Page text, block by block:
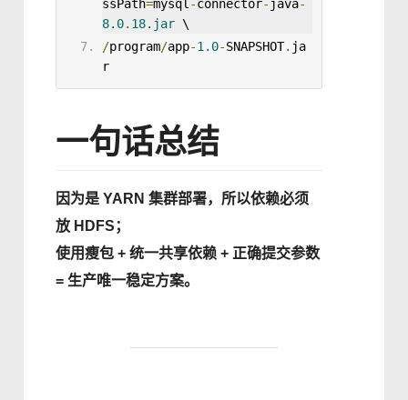
ssPath=mysql-connector- java-
8.0. 18.jar \
/program/app-1.0-SNAPSHOT. ja
r
一句话总结
因为是 YARN 集群部署，所以依赖必须
放 HDFS；
使用瘦包 + 统一共享依赖 + 正确提交参数
= 生产唯一稳定方案。